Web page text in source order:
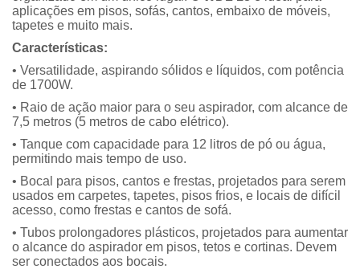
aplicações em pisos, sofás, cantos, embaixo de móveis,
tapetes e muito mais.
Características:
• Versatilidade, aspirando sólidos e líquidos, com potência
de 1700W.
• Raio de ação maior para o seu aspirador, com alcance de
7,5 metros (5 metros de cabo elétrico).
• Tanque com capacidade para 12 litros de pó ou água,
permitindo mais tempo de uso.
• Bocal para pisos, cantos e frestas, projetados para serem
usados em carpetes, tapetes, pisos frios, e locais de difícil
acesso, como frestas e cantos de sofá.
• Tubos prolongadores plásticos, projetados para aumentar
o alcance do aspirador em pisos, tetos e cortinas. Devem
ser conectados aos bocais.